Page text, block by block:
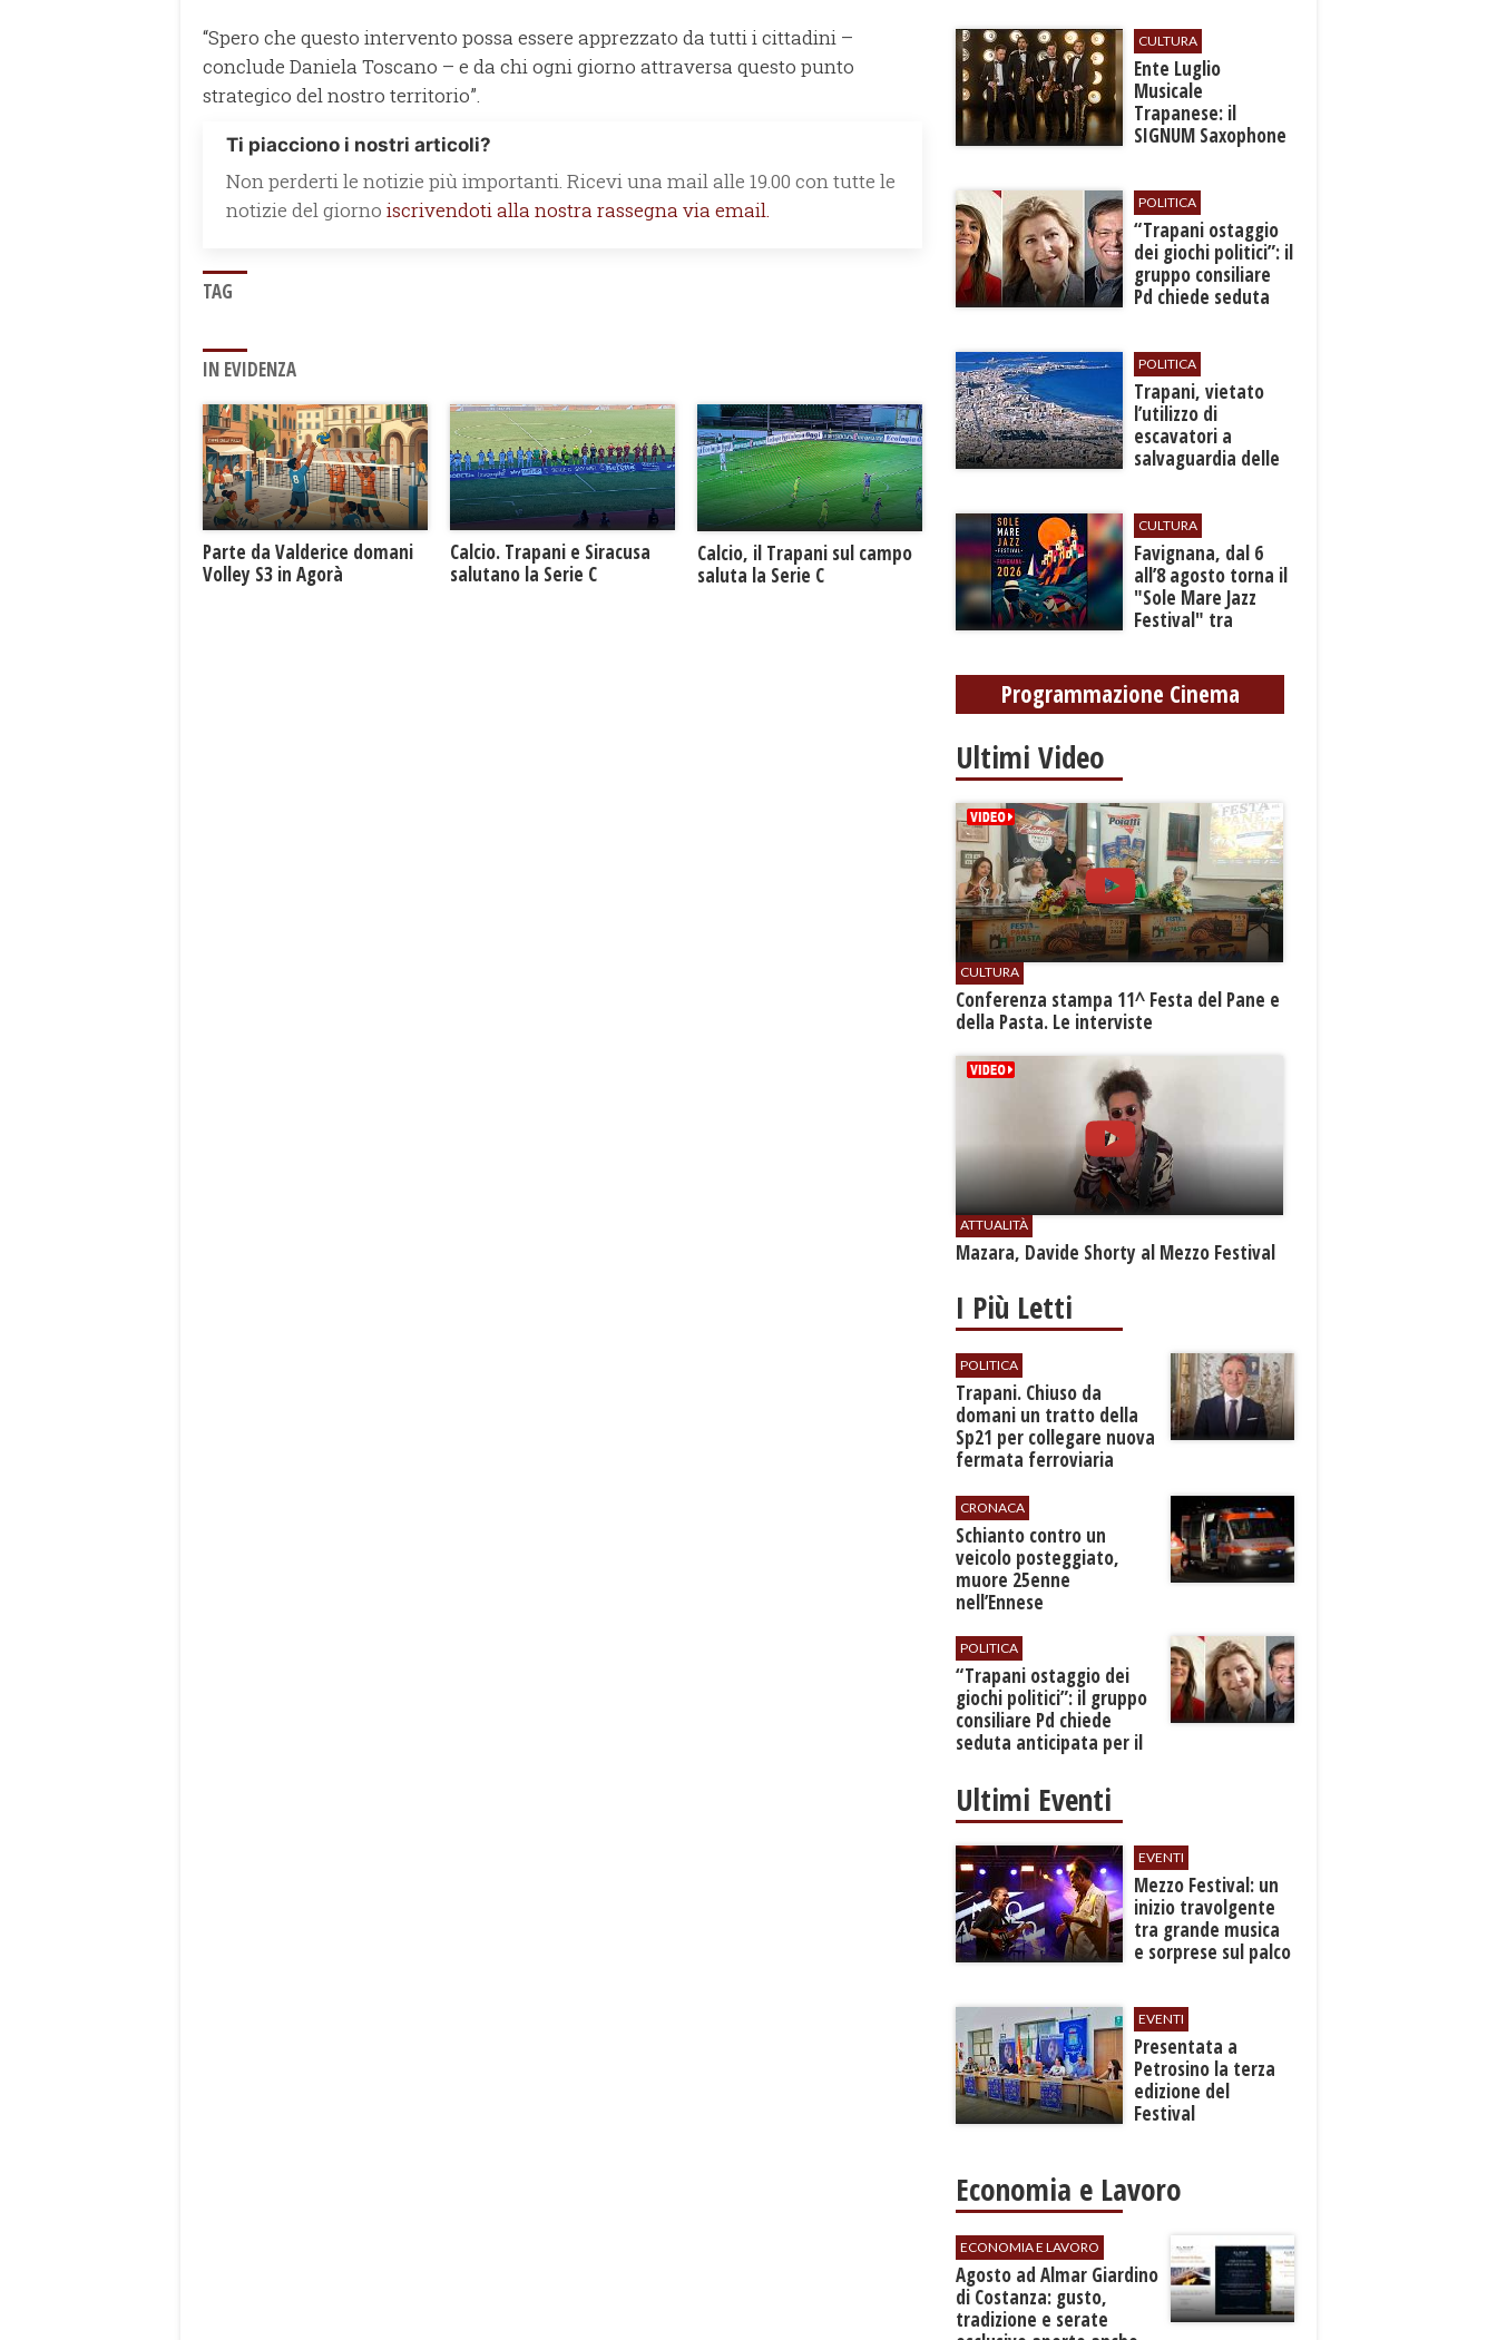
“Spero che questo intervento possa essere apprezzato da tutti i cittadini –
conclude Daniela Toscano – e da chi ogni giorno attraversa questo punto
strategico del nostro territorio”.
Ti piacciono i nostri articoli?
Non perderti le notizie più importanti. Ricevi una mail alle 19.00 con tutte le
notizie del giorno iscrivendoti alla nostra rassegna via email.
TAG
IN EVIDENZA
Parte da Valderice domani
Volley S3 in Agorà
Calcio. Trapani e Siracusa
salutano la Serie C
Calcio, il Trapani sul campo
saluta la Serie C
CULTURA
Ente Luglio
Musicale
Trapanese: il
SIGNUM Saxophone
Dream”
POLITICA
​“Trapani ostaggio
dei giochi politici”: il
gruppo consiliare
Pd chiede seduta
POLITICA
​Trapani, vietato
l’utilizzo di
escavatori a
salvaguardia delle
CULTURA
Favignana, dal 6
all’8 agosto torna il
"Sole Mare Jazz
Festival" tra
Programmazione Cinema
Ultimi Video
CULTURA
Conferenza stampa 11^ Festa del Pane e
della Pasta. Le interviste
ATTUALITÀ
Mazara, Davide Shorty al Mezzo Festival
I Più Letti
POLITICA
​Trapani. Chiuso da
domani un tratto della
Sp21 per collegare nuova
fermata ferroviaria
CRONACA
​Schianto contro un
veicolo posteggiato,
muore 25enne
nell’Ennese
POLITICA
​“Trapani ostaggio dei
giochi politici”: il gruppo
consiliare Pd chiede
seduta anticipata per il
Ultimi Eventi
EVENTI
Mezzo Festival: un
inizio travolgente
tra grande musica
e sorprese sul palco
EVENTI
Presentata a
Petrosino la terza
edizione del
Festival
"Voci dal
Mediterraneo"
Economia e Lavoro
ECONOMIA E LAVORO
Agosto ad Almar Giardino
di Costanza: gusto,
tradizione e serate